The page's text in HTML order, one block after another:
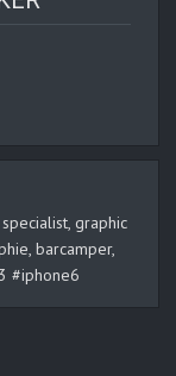
graphic
barcamper,
#iphone6